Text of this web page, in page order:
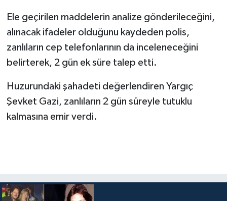
Ele geçirilen maddelerin analize gönderileceğini,
alınacak ifadeler olduğunu kaydeden polis,
zanlıların cep telefonlarının da inceleneceğini
belirterek, 2 gün ek süre talep etti.
Huzurundaki şahadeti değerlendiren Yargıç
Şevket Gazi, zanlıların 2 gün süreyle tutuklu
kalmasına emir verdi.